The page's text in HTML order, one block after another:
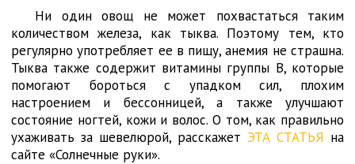
Ни один овощ не может похвастаться таким
количеством железа, как тыква. Поэтому тем, кто
регулярно употребляет ее в пищу, анемия не страшна.
Тыква также содержит витамины группы В, которые
помогают бороться с упадком сил, плохим
настроением и бессонницей, а также улучшают
состояние ногтей, кожи и волос. О том, как правильно
ухаживать за шевелюрой, расскажет ЭТА СТАТЬЯ на
сайте «Солнечные руки».